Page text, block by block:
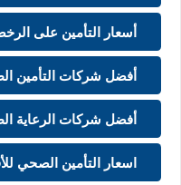
أسعار التأمين على
أفضل شركات التأمين
أفضل شركات الرعاية
اسعار التأمين الصحي